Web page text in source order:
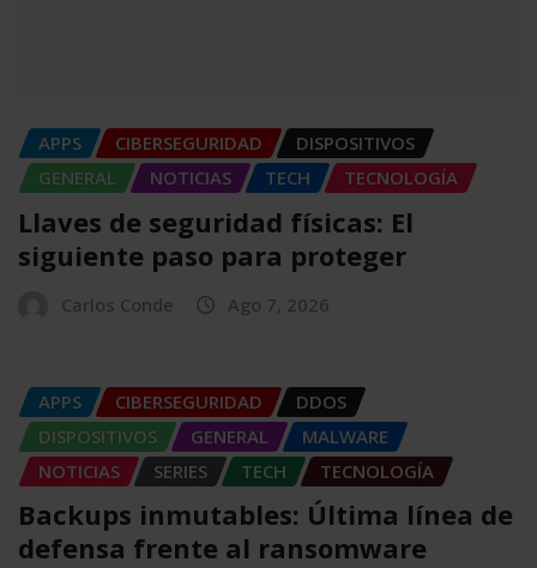
APPS CIBERSEGURIDAD
DISPOSITIVOS
GENERAL
NOTICIAS TECH TECNOLOGÍA
Llaves de seguridad físicas: El
siguiente paso para proteger
Carlos Conde Ago 7, 2026
APPS CIBERSEGURIDAD
DDOS
DISPOSITIVOS
GENERAL
MALWARE
NOTICIAS
SERIES TECH TECNOLOGÍA
Backups inmutables: Última línea de
defensa frente al ransomware